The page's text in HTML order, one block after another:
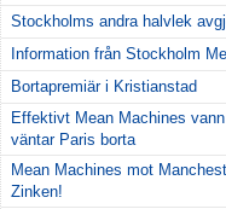
Stockholms andra halvlek
Information från Stockholm
Bortapremiär i Kristianstad
Effektivt Mean Machines
väntar Paris borta
Mean Machines mot
Zinken!